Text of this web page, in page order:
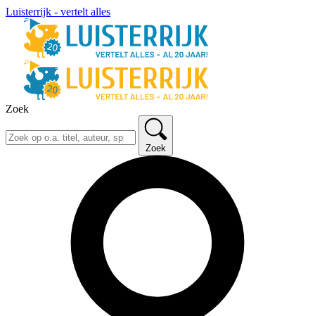
Luisterrijk - vertelt alles
Zoek
Zoek